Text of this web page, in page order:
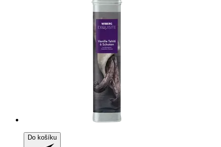
Do košíku